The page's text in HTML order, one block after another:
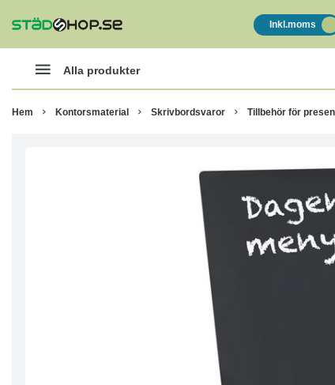
Inkl.moms
Alla produkter
Hem Kontorsmaterial Skrivbordsvaror Tillbehör för